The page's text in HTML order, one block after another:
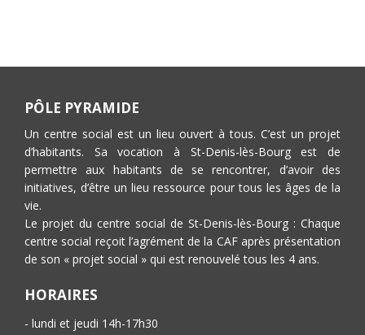
PÔLE PYRAMIDE
Un centre social est un lieu ouvert à tous. C’est un projet
d’habitants. Sa vocation à St-Denis-lès-Bourg est de
permettre aux habitants de se rencontrer, d’avoir des
initiatives, d’être un lieu ressource pour tous les âges de la
vie.
Le projet du centre social de St-Denis-lès-Bourg : Chaque
centre social reçoit l’agrément de la CAF après présentation
de son « projet social » qui est renouvelé tous les 4 ans.
HORAIRES
- lundi et jeudi 14h-17h30